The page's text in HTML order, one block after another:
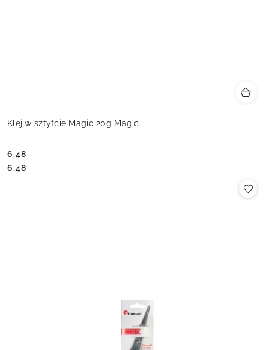
Klej w sztyfcie Magic 20g Magic
Cena:
6.48
Cena:
6.48